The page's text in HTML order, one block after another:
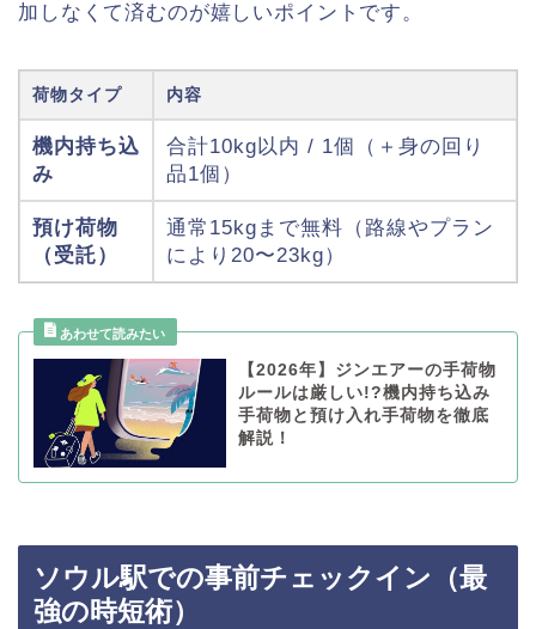
加しなくて済むのが嬉しいポイントです。
荷物タイプ 内容
機内持ち込
み
合計10kg以内 / 1個（＋身の回り
品1個）
預け荷物
（受託）
通常15kgまで無料（路線やプラン
により20〜23kg）
【2026年】ジンエアーの手荷物
ルールは厳しい!?機内持ち込み
手荷物と預け入れ手荷物を徹底
解説！
ソウル駅での事前チェックイン（最
強の時短術）